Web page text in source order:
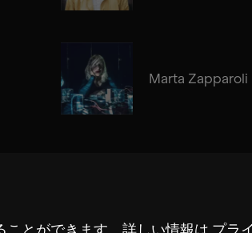
とができます。詳しい情報は プラ
Marta Zapparoli